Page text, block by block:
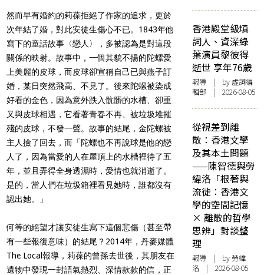
然而早有婚約的莉葆拒絕了作家的追求，更於
次年結了婚，對此安徒生傷心不已。1843年他
寫下的童話故事〈戀人〉，多被認為是對這段
關係的映射。故事中，一個其貌不揚的陀螺愛
上美麗的皮球，而皮球卻宣稱自己已與燕子訂
婚，某日突然飛高、不見了。後來陀螺被染成
好看的金色，因為意外跌入骯髒的水槽、卻重
又與皮球相遇，它看著青春不再、被垃圾堆摧
殘的皮球，不發一聲。故事的結尾，金陀螺被
主人撿了回去，而「陀螺也不再說球是他的戀
人了，因為當愛的人在屋頂上的水槽裡待了五
年，並且弄得全身透濕時，愛情也就消逝了。
是的，當人們在垃圾箱裡看見她時，誰都沒有
認出她。」
何等的絕望才讓安徒生寫下這個悲傷（甚至帶
有一些報復意味）的結尾？2014年，丹麥媒體
The Local報導，莉葆的曾孫去世後，其朋友在
遺物中發現一封語氣熱烈、深情款款的信，正
香港殿堂級填
詞人、資深綠
葉演員黎彼得
逝世 享年76歲
報導 | by 虛詞編
輯部 | 2026-08-05
從視差到離
散：香港文學
及其本土問題
——陳智德與勞
緯洛「根著與
流徙：香港文
學的空間記憶
× 離散的哲學
思辨」對談整
理
報導 | by 勞緯
洛 | 2026-08-05